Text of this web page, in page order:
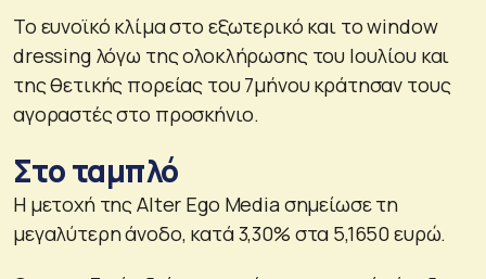
Το ευνοϊκό κλίμα στο εξωτερικό και το window
dressing λόγω της ολοκλήρωσης του Ιουλίου και
της θετικής πορείας του 7μήνου κράτησαν τους
αγοραστές στο προσκήνιο.
Στο ταμπλό
Η μετοχή της Alter Ego Media σημείωσε τη
μεγαλύτερη άνοδο, κατά 3,30% στα 5,1650 ευρώ.